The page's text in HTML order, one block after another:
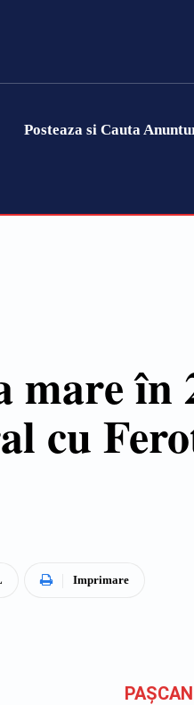
Posteaza si Cauta
în
cu
Imprimare